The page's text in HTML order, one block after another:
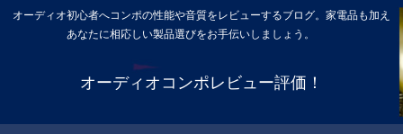
オーディオ初心者へコンポの性能や音質をレビューするブログ。家電品も加え
あなたに相応しい製品選びをお手伝いしましょう。
オーディオコンポレビュー評価！